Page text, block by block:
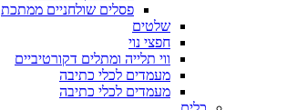
פסלים שולחניים ממתכת
שלטים
חפצי נוי
ווי תלייה ומתלים דקורטיביים
מעמדים לכלי כתיבה
מעמדים לכלי כתיבה